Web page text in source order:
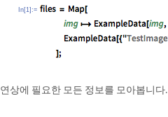
In[1]:=
연상에 필요한 모든 정보를 모아봅니다.